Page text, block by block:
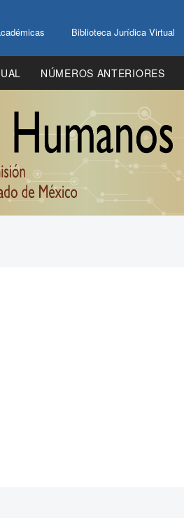
Biblioteca Jurídica Virtual
NÚMEROS ANTERIORES